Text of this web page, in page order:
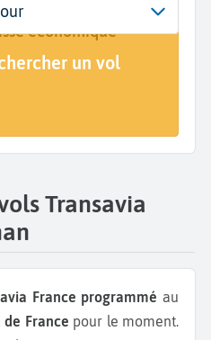
de France (PGF)
voyage
économique
un vol
Transavia
France programmé au
de France pour le moment.